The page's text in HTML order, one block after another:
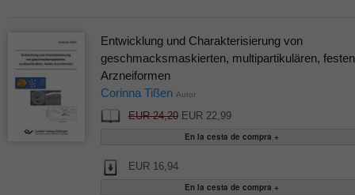
Entwicklung und Charakterisierung von
geschmacksmaskierten, multipartikulären, festen
Arzneiformen
Corinna Tißen Autor
EUR 24,20EUR 22,99
EUR 16,94